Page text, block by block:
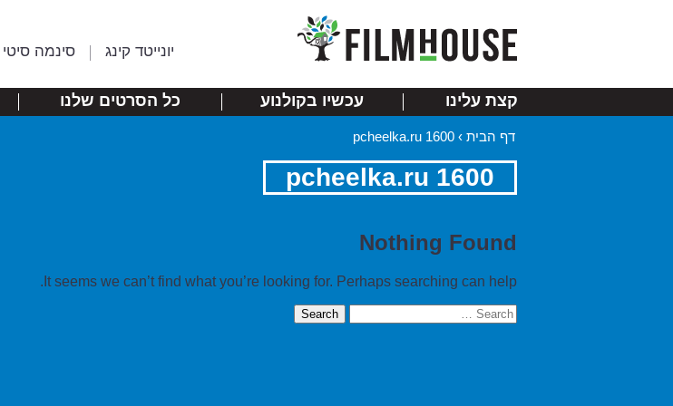
יונייטד קינג סינמה סיטי
קצת עלינו עכשיו בקולנוע כל הסרטים שלנו
דף הבית ›
pcheelka.ru 1600
pcheelka.ru 1600
Nothing Found
It seems we can’t find what you’re looking for. Perhaps searching can help.
Search
for: